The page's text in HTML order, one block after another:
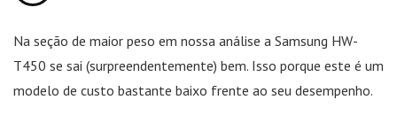
Na seção de maior peso em nossa análise a Samsung HW-
T450 se sai (surpreendentemente) bem. Isso porque este é um
modelo de custo bastante baixo frente ao seu desempenho.